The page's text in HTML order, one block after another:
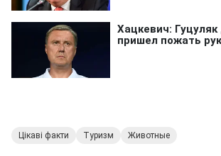
Цікаві факти Туризм Животные